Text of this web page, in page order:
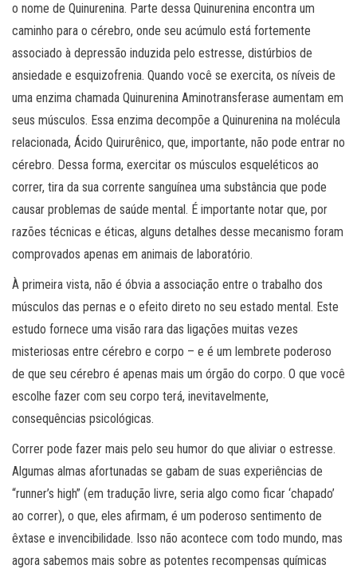
o nome de Quinurenina. Parte dessa Quinurenina encontra um
caminho para o cérebro, onde seu acúmulo está fortemente
associado à depressão induzida pelo estresse, distúrbios de
ansiedade e esquizofrenia. Quando você se exercita, os níveis de
uma enzima chamada Quinurenina Aminotransferase aumentam em
seus músculos. Essa enzima decompõe a Quinurenina na molécula
relacionada, Ácido Quirurênico, que, importante, não pode entrar no
cérebro. Dessa forma, exercitar os músculos esqueléticos ao
correr, tira da sua corrente sanguínea uma substância que pode
causar problemas de saúde mental. É importante notar que, por
razões técnicas e éticas, alguns detalhes desse mecanismo foram
comprovados apenas em animais de laboratório.
À primeira vista, não é óbvia a associação entre o trabalho dos
músculos das pernas e o efeito direto no seu estado mental. Este
estudo fornece uma visão rara das ligações muitas vezes
misteriosas entre cérebro e corpo – e é um lembrete poderoso
de que seu cérebro é apenas mais um órgão do corpo. O que você
escolhe fazer com seu corpo terá, inevitavelmente,
consequências psicológicas.
Correr pode fazer mais pelo seu humor do que aliviar o estresse.
Algumas almas afortunadas se gabam de suas experiências de
“runner’s high” (em tradução livre, seria algo como ficar ‘chapado’
ao correr), o que, eles afirmam, é um poderoso sentimento de
êxtase e invencibilidade. Isso não acontece com todo mundo, mas
agora sabemos mais sobre as potentes recompensas químicas